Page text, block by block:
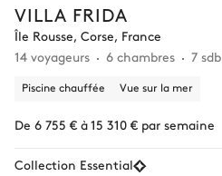
VILLA FRIDA
Île Rousse, Corse, France
14 voyageurs
6 chambres 7 sdb
Piscine chauffée Vue sur la mer
De 6 755 € à 15 310 € par semaine
Collection Essential